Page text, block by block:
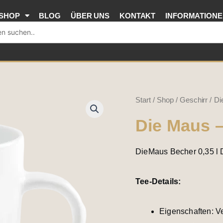
BLOG ÜBER UNS KONTAKT
Start/ Shop/Geschirr /
Die Maus
DieMaus Becher 0,35 l
Tee-Details:
Eigenschaften:
Die
-
Urlaubsmaus